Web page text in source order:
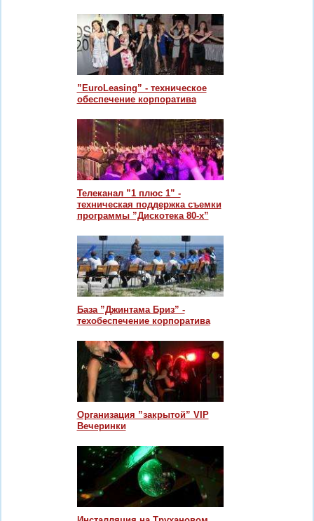
”EuroLeasing” - техническое
обеспечение корпоратива
Телеканал ”1 плюс 1” -
техническая поддержка съемки
программы ”Дискотека 80-х”
База ”Джинтама Бриз” -
техобеспечение корпоратива
Организация ”закрытой” VIP
Вечеринки